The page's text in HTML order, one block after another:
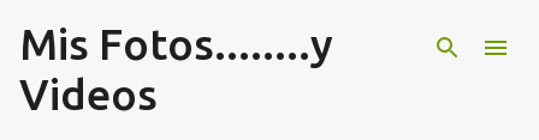
Mis Fotos........y
Videos